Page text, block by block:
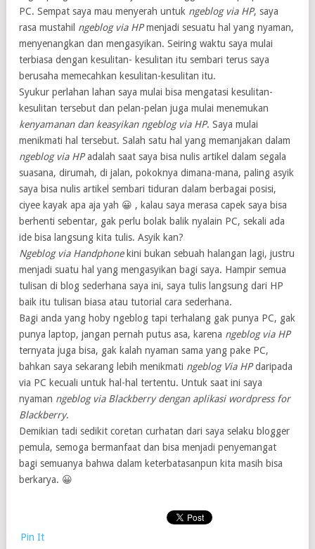
PC. Sempat saya mau menyerah untuk ngeblog via HP, saya
rasa mustahil ngeblog via HPmenjadi sesuatu hal yang nyaman,
menyenangkan dan mengasyikan. Seiring waktu saya mulai
terbiasa dengan kesulitan- kesulitan itu sembari terus saya
berusaha memecahkan kesulitan-kesulitan itu.
Syukur perlahan lahan saya mulai bisa mengatasi kesulitan-
kesulitan tersebut dan pelan-pelan juga mulai menemukan
kenyamanan dan keasyikan ngeblog via HP. Saya mulai
menikmati hal tersebut. Salah satu hal yang memanjakan dalam
ngeblog via HPadalah saat saya bisa nulis artikel dalam segala
suasana, dirumah, di jalan, pokoknya dimana-mana, paling asyik
saya bisa nulis artikel sembari tiduran dalam berbagai posisi,
ciyee kayak apa aja yah 😀 , kalau saya merasa capek saya bisa
berhenti sebentar, gak perlu bolak balik nyalain PC, sekali ada
ide bisa langsung kita tulis. Asyik kan?
Ngeblog via Handphonekini bukan sebuah halangan lagi, justru
menjadi suatu hal yang mengasyikan bagi saya. Hampir semua
tulisan di blog sederhana saya ini, saya tulis langsung dari HP
baik itu tulisan biasa atau tutorial cara sederhana.
Bagi anda yang hoby ngeblog tapi terhalang gak punya PC, gak
punya laptop, jangan pernah putus asa, karena ngeblog via HP
ternyata juga bisa, gak kalah nyaman sama yang pake PC,
bahkan saya sekarang lebih menikmati ngeblog Via HPdaripada
via PC kecuali untuk hal-hal tertentu. Untuk saat ini saya
nyaman ngeblog via Blackberry dengan aplikasi wordpress for
Blackberry.
Demikian tadi sedikit coretan curhatan dari saya selaku blogger
pemula, semoga bermanfaat dan bisa menjadi penyemangat
bagi semuanya bahwa dalam keterbatasanpun kita masih bisa
berkarya. 😀
Pin It